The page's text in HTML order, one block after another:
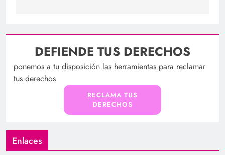
DEFIENDE TUS DERECHOS
ponemos a tu disposición las herramientas para reclamar
tus derechos
RECLAMA TUS
DERECHOS
Enlaces